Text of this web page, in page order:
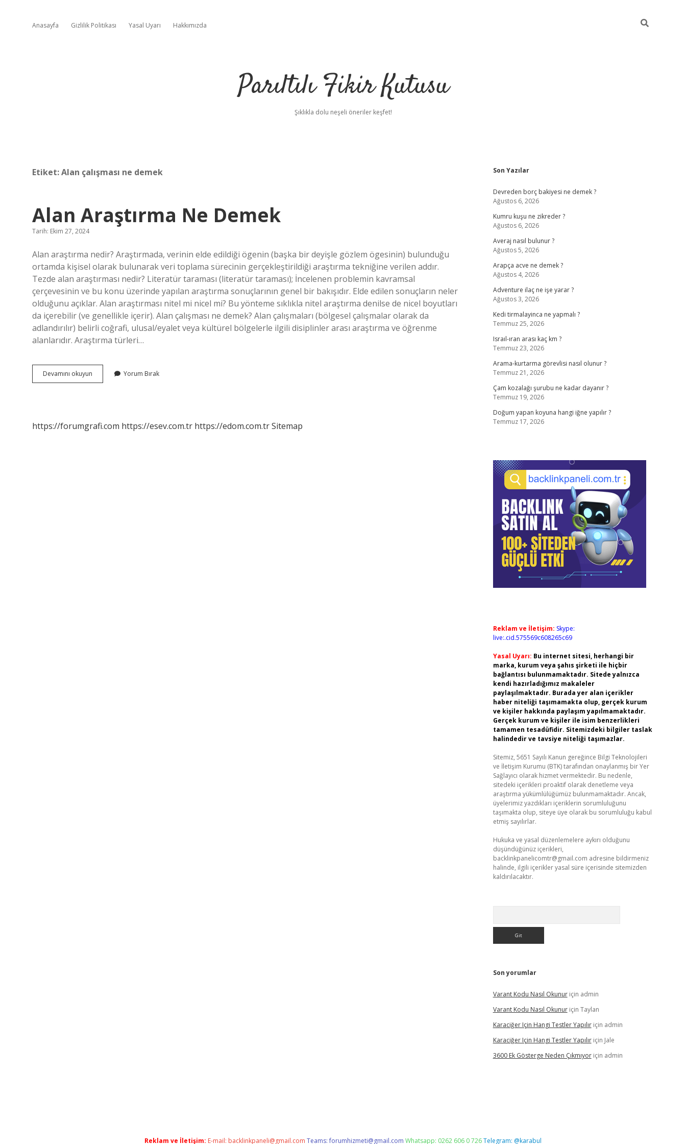
Anasayfa Gizlilik Politikası Yasal Uyarı Hakkımızda
Parıltılı Fikir Kutusu
Şıklıkla dolu neşeli öneriler keşfet!
Etiket:Alan çalışması ne demek
Alan Araştırma Ne Demek
Tarih: Ekim 27, 2024
Alan araştırma nedir? Araştırmada, verinin elde edildiği ögenin (başka bir deyişle gözlem ögesinin) bulunduğu
ortamda kişisel olarak bulunarak veri toplama sürecinin gerçekleştirildiği araştırma tekniğine verilen addır.
Tezde alan araştırması nedir? Literatür taraması (literatür taraması); İncelenen problemin kavramsal
çerçevesinin ve bu konu üzerinde yapılan araştırma sonuçlarının genel bir bakışıdır. Elde edilen sonuçların neler
olduğunu açıklar. Alan araştırması nitel mi nicel mi? Bu yönteme sıklıkla nitel araştırma denilse de nicel boyutları
da içerebilir (ve genellikle içerir). Alan çalışması ne demek? Alan çalışmaları (bölgesel çalışmalar olarak da
adlandırılır) belirli coğrafi, ulusal/eyalet veya kültürel bölgelerle ilgili disiplinler arası araştırma ve öğrenme
alanlarıdır. Araştırma türleri…
Devamını okuyun
Araştırma
Yorum Bırak
https://forumgrafi.com https://esev.com.tr https://edom.com.trSitemap
Sidebar
Son Yazılar
Devreden borç bakiyesi ne demek ?
Ağustos 6, 2026
Kumru kuşu ne zikreder ?
Ağustos 6, 2026
Averaj nasıl bulunur ?
Ağustos 5, 2026
Arapça acve ne demek ?
Ağustos 4, 2026
Adventure ilaç ne işe yarar ?
Ağustos 3, 2026
Kedi tirmalayinca ne yapmalı ?
Temmuz 25, 2026
Israıl-ıran arası kaç km ?
Temmuz 23, 2026
Arama-kurtarma görevlisi nasıl olunur ?
Temmuz 21, 2026
Çam kozalağı şurubu ne kadar dayanır ?
Temmuz 19, 2026
Doğum yapan koyuna hangi iğne yapılır ?
Temmuz 17, 2026
Reklam ve İletişim: Skype:
live:.cid.575569c608265c69
Yasal Uyarı: Bu internet sitesi, herhangi bir
marka, kurum veya şahıs şirketi ile hiçbir
bağlantısı bulunmamaktadır. Sitede yalnızca
kendi hazırladığımız makaleler
paylaşılmaktadır. Burada yer alan içerikler
haber niteliği taşımamakta olup, gerçek kurum
ve kişiler hakkında paylaşım yapılmamaktadır.
Gerçek kurum ve kişiler ile isim benzerlikleri
tamamen tesadüfidir. Sitemizdeki bilgiler taslak
halindedir ve tavsiye niteliği taşımazlar.
Sitemiz, 5651 Sayılı Kanun gereğince Bilgi Teknolojileri
ve İletişim Kurumu (BTK) tarafından onaylanmış bir Yer
Sağlayıcı olarak hizmet vermektedir. Bu nedenle,
sitedeki içerikleri proaktif olarak denetleme veya
araştırma yükümlülüğümüz bulunmamaktadır. Ancak,
üyelerimiz yazdıkları içeriklerin sorumluluğunu
taşımakta olup, siteye üye olarak bu sorumluluğu kabul
etmiş sayılırlar.
Hukuka ve yasal düzenlemelere aykırı olduğunu
düşündüğünüz içerikleri,
backlinkpanelicomtr@gmail.com adresine bildirmeniz
halinde, ilgili içerikler yasal süre içerisinde sitemizden
kaldırılacaktır.
Son yorumlar
Varant Kodu Nasıl Okunuriçin admin
Varant Kodu Nasıl Okunuriçin Taylan
Karaciğer Için Hangi Testler Yapılıriçin admin
Karaciğer Için Hangi Testler Yapılıriçin Jale
3600 Ek Gösterge Neden Çıkmıyoriçin admin
Reklam ve İletişim: E-mail: backlinkpaneli@gmail.com Teams:forumhizmeti@gmail.com Whatsapp: 0262 606 0 726Telegram: @karabul